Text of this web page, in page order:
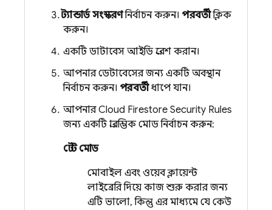
স্ট্যান্ডার্ড সংস্করণনির্বাচন করুন।পরবর্তীক্লিক
করুন।
একটি ডাটাবেস আইডি প্রবেশ করান।
আপনার ডেটাবেসের জন্য একটি অবস্থান
নির্বাচন করুন। পরবর্তীধাপে যান।
আপনারCloud Firestore Security Rules
জন্য একটি প্রারম্ভিক মোড নির্বাচন করুন:
টেস্ট মোড
মোবাইল এবং ওয়েব ক্লায়েন্ট
লাইব্রেরি দিয়ে কাজ শুরু করার জন্য
এটি ভালো, কিন্তু এর মাধ্যমে যে কেউ